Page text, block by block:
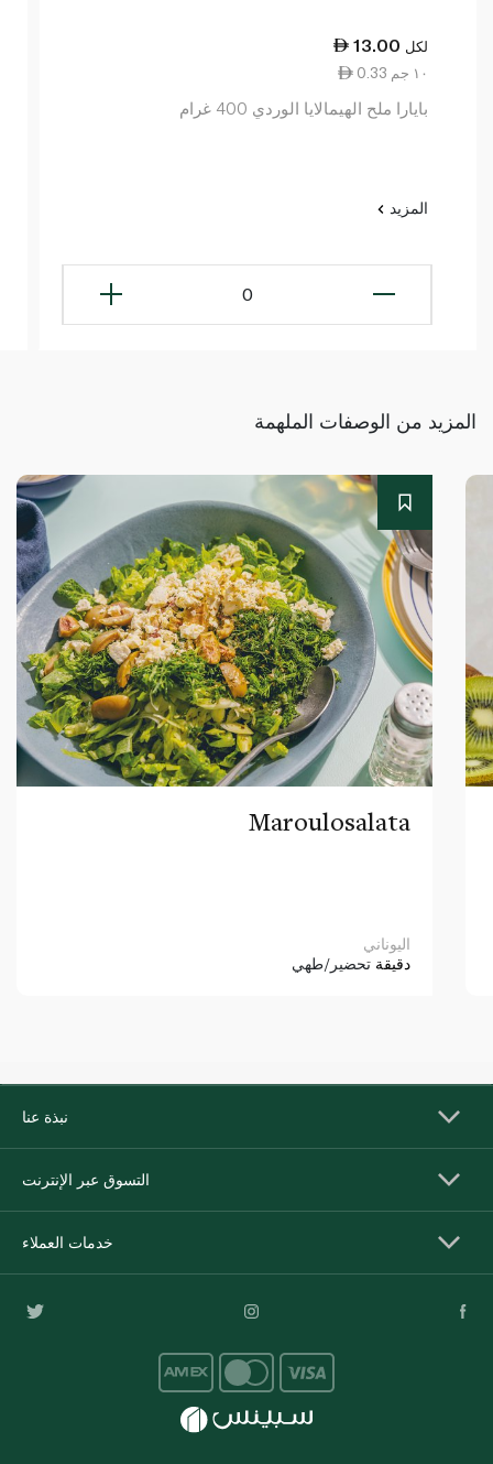
13.00 لكل
0.33 ١٠ جم
بايارا ملح الهيمالايا الوردي 400 غرام
المزيد
0
المزيد من الوصفات الملهمة
Maroulosalata
اليوناني
دقيقة تحضير/طهي
نبذة عنا
التسوق عبر الإنترنت
خدمات العملاء